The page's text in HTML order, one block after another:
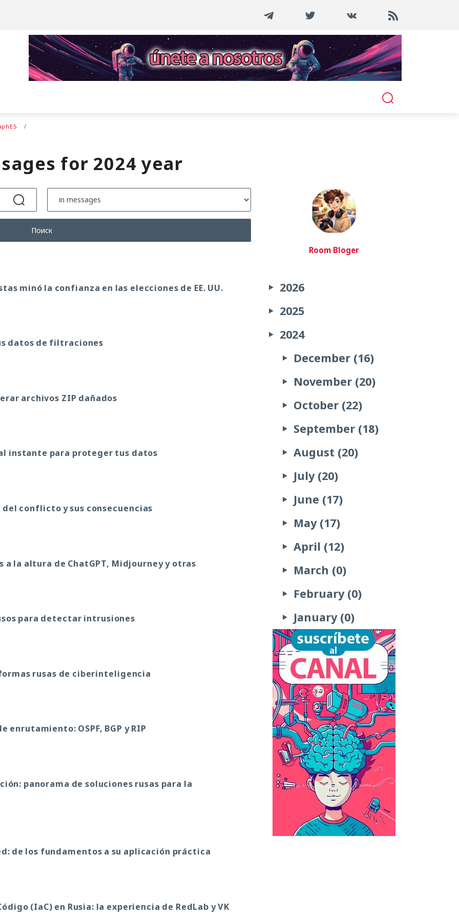
for 2024 year
Поиск
minó la confianza en las elecciones de EE. UU.
datos de filtraciones
archivos ZIP dañados
instante para proteger tus datos
conflicto y sus consecuencias
la altura de ChatGPT, Midjourney y otras
para detectar intrusiones
rusas de ciberinteligencia
OSPF, BGP y RIP
panorama de soluciones rusas para la
de los fundamentos a su aplicación práctica
(IaC) en Rusia: la experiencia de RedLab y VK
Room Bloger
2026
2025
2024
December (16)
November (20)
October (22)
September (18)
August (20)
July (20)
June (17)
May (17)
April (12)
March (0)
February (0)
January (0)